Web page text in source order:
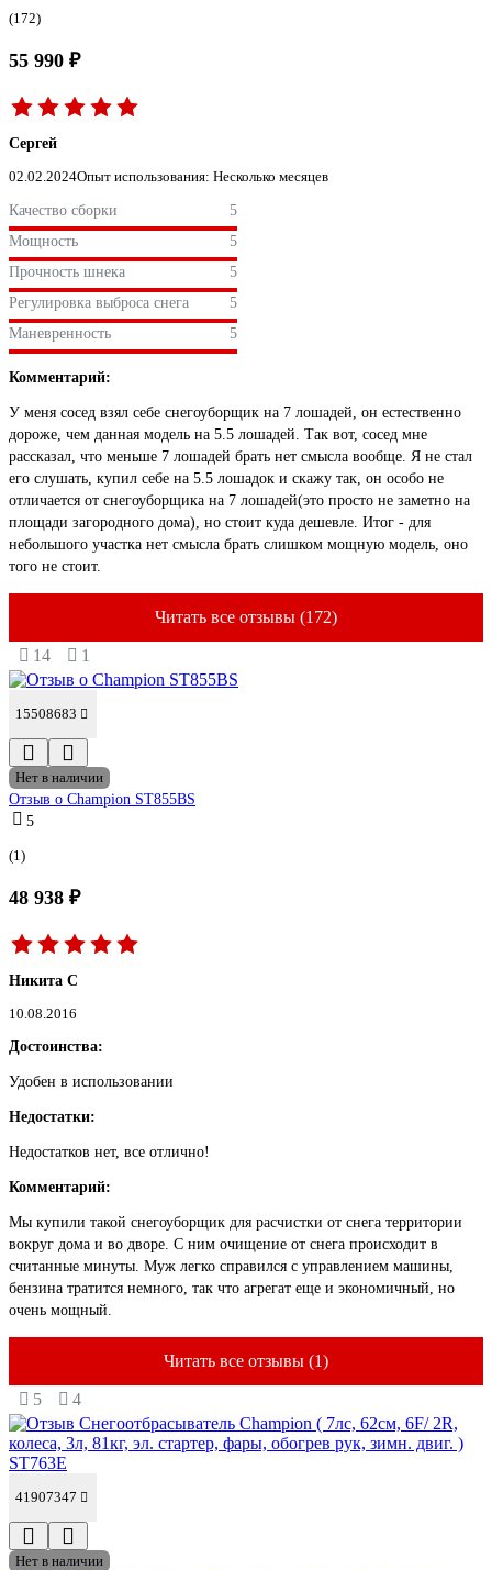
(172)
55 990 ₽
Сергей
02.02.2024Опыт использования: Несколько месяцев
Качество сборки
5
Мощность
5
Прочность шнека
5
Регулировка выброса снега
5
Маневренность
5
Комментарий:
У меня сосед взял себе снегоуборщик на 7 лошадей, он естественно
дороже, чем данная модель на 5.5 лошадей. Так вот, сосед мне
рассказал, что меньше 7 лошадей брать нет смысла вообще. Я не стал
его слушать, купил себе на 5.5 лошадок и скажу так, он особо не
отличается от снегоуборщика на 7 лошадей(это просто не заметно на
площади загородного дома), но стоит куда дешевле. Итог - для
небольшого участка нет смысла брать слишком мощную модель, оно
того не стоит.
Читать все отзывы (172)
14 1
15508683
Нет в наличии
Отзыв о Champion ST855BS
5
(1)
48 938 ₽
Никита С
10.08.2016
Достоинства:
Удобен в использовании
Недостатки:
Недостатков нет, все отлично!
Комментарий:
Мы купили такой снегоуборщик для расчистки от снега территории
вокруг дома и во дворе. С ним очищение от снега происходит в
считанные минуты. Муж легко справился с управлением машины,
бензина тратится немного, так что агрегат еще и экономичный, но
очень мощный.
Читать все отзывы (1)
5 4
41907347
Нет в наличии